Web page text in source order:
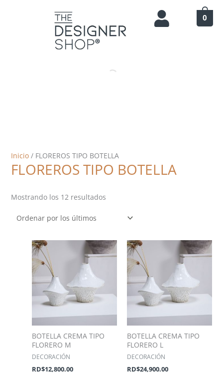
0
Inicio/ FLOREROS TIPO BOTELLA
FLOREROS TIPO BOTELLA
Mostrando los 12 resultados
los
últimos
BOTELLA CREMA TIPO
FLORERO M
DECORACIÓN
RD$12,800.00
BOTELLA CREMA TIPO
FLORERO L
DECORACIÓN
RD$24,900.00